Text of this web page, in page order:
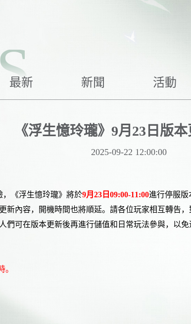
最新 新聞 活動
《浮生憶玲瓏》9月23日版
2025-09-22 12:00:00
《浮生憶玲瓏》將於9月 23 日 09:00-11:00進行停服
新內容，開機時間也將順延。請各位玩家相互轉告
們可在版本更新後再進行儲值和日常玩法參與，以免
。